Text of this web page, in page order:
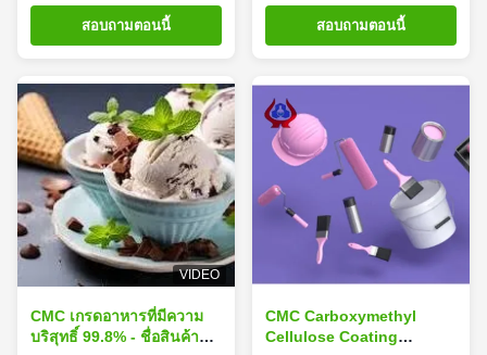
สอบถามตอนนี้ สอบถามตอนนี้
VIDEO
CMC เกรดอาหารที่มีความ
บริสุทธิ์ 99.8% - ชื่อสินค้า
CMC Carboxymethyl
Cellulose Coating